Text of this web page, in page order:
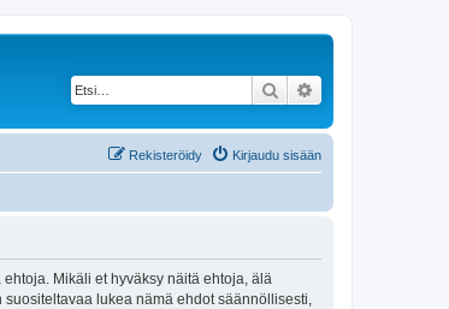
Etsi
Kirjaudu sisään
Rekisteröidy
Mikäli et hyväksy näitä ehtoja, älä
lukea nämä ehdot säännöllisesti,